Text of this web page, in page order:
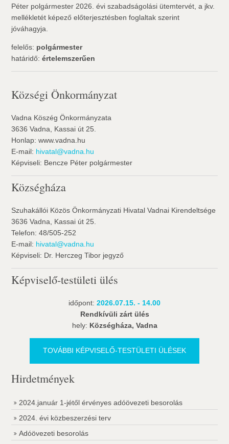
Péter polgármester 2026. évi szabadságolási ütemtervét, a jkv.
mellékletét képező előterjesztésben foglaltak szerint
jóváhagyja.
felelős: polgármester
határidő:értelemszerűen
Községi Önkormányzat
Vadna Köszég Önkormányzata
3636 Vadna, Kassai út 25.
Honlap: www.vadna.hu
E-mail: hivatal@vadna.hu
Képviseli: Bencze Péter polgármester
Községháza
Szuhakállói Közös Önkormányzati Hivatal Vadnai Kirendeltsége
3636 Vadna, Kassai út 25.
Telefon: 48/505-252
E-mail: hivatal@vadna.hu
Képviseli: Dr. Herczeg Tibor jegyző
Képviselő-testületi ülés
időpont: 2026.07.15. - 14.00
Rendkívüli zárt ülés
hely: Községháza, Vadna
TOVÁBBI KÉPVISELŐ-TESTÜLETI ÜLÉSEK
Hirdetmények
2024.január 1-jétől érvényes adóövezeti besorolás
2024. évi közbeszerzési terv
Adóövezeti besorolás